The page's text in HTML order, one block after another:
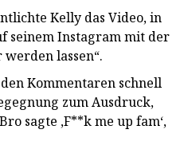
Kelly das Video, in
seinem Instagram mit der
lassen“.
Kommentaren schnell
zum Ausdruck,
sagte ‚F**k me up fam‘,